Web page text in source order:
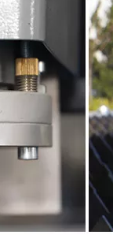
дуги и
резака
в постоянное
от
постоянного
источника
основе
определенных
жестче
тока.